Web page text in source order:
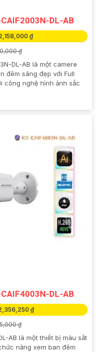
DL-AB
₫
₫
DL-AB là một camere
đêm sáng đẹp với Full
công nghệ hình ảnh sắc
DL-AB
₫
₫
AB là một thiết bị màu sắt
năng xem ban đêm